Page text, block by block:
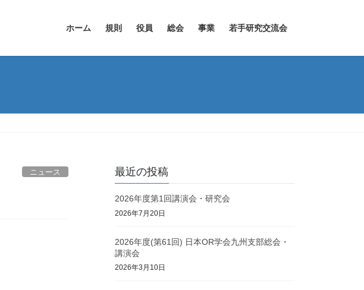
ホーム 規則 役員 総会 事業 若手研究交流会
ニュース 最近の投稿
2026年度第1回講演会・研究会
2026年7月20日
2026年度(第61回) 日本OR学会九州支部総会・
講演会
2026年3月10日